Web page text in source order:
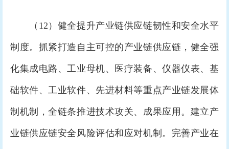
（12）健全提升产业链供应链韧性和安全水平
制度。抓紧打造自主可控的产业链供应链，健全强
化集成电路、工业母机、医疗装备、仪器仪表、基
础软件、工业软件、先进材料等重点产业链发展体
制机制，全链条推进技术攻关、成果应用。建立产
业链供应链安全风险评估和应对机制。完善产业在